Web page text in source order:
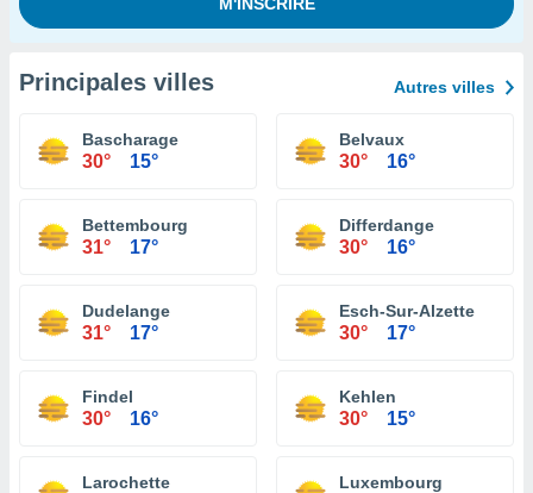
Principales villes Autres villes
Bascharage
30° 15°
Belvaux
30° 16°
Bettembourg
31° 17°
Differdange
30° 16°
Dudelange
31° 17°
Esch-Sur-Alzette
30° 17°
Findel
30° 16°
Kehlen
30° 15°
Larochette Luxembourg